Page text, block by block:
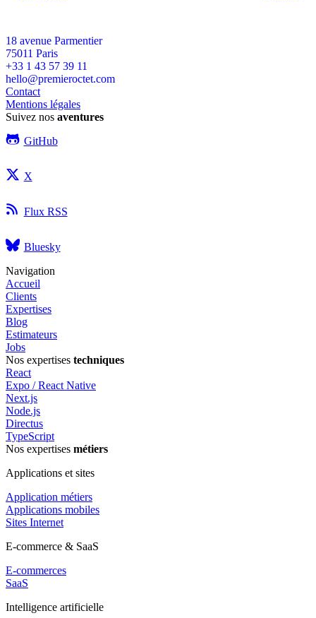
18 avenue Parmentier
75011 Paris
+33 1 43 57 39 11
hello@premieroctet.com
Contact
Mentions légales
Suivez nos aventures
GitHub
X
Flux RSS
Bluesky
Navigation
Accueil
Clients
Expertises
Blog
Estimateurs
Jobs
Nos expertises techniques
React
Expo / React Native
Next.js
Node.js
Directus
TypeScript
Nos expertises métiers
Applications et sites
Application métiers
Applications mobiles
Sites Internet
E-commerce & SaaS
E-commerces
SaaS
Intelligence artificielle